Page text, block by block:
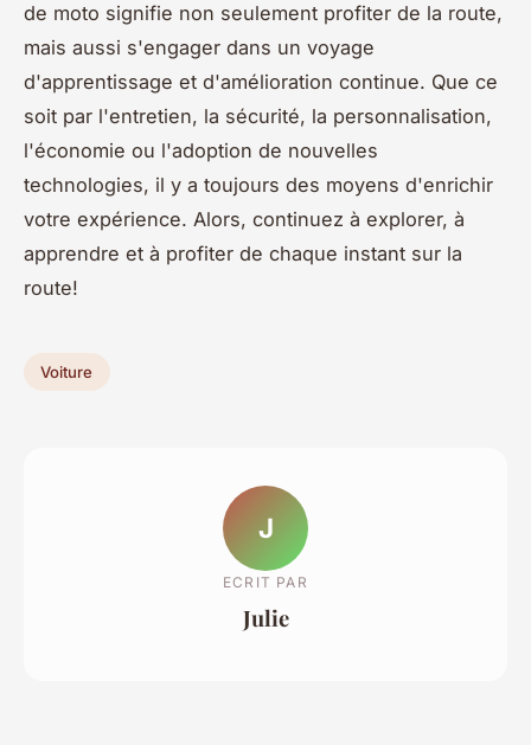
de moto signifie non seulement profiter de la route,
mais aussi s'engager dans un voyage
d'apprentissage et d'amélioration continue. Que ce
soit par l'entretien, la sécurité, la personnalisation,
l'économie ou l'adoption de nouvelles
technologies, il y a toujours des moyens d'enrichir
votre expérience. Alors, continuez à explorer, à
apprendre et à profiter de chaque instant sur la
route!
Voiture
J
ECRIT PAR
Julie